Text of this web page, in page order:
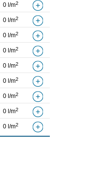
0 l/m2
0 l/m2
0 l/m2
0 l/m2
0 l/m2
0 l/m2
0 l/m2
0 l/m2
0 l/m2